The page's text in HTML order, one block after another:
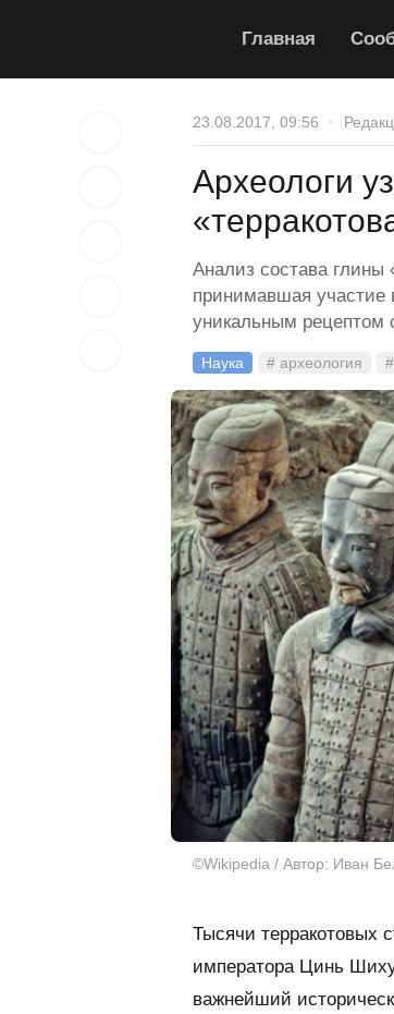
Главная
23.08.2017, 09:56
Археологи
Анализ состава глины
принимавшая участие
уникальным рецептом
Наука # археология
©Wikipedia / Автор: Иван
Тысячи терракотовых
императора Цинь
важнейший